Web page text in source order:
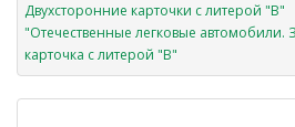
Двухсторонние карточки с литерой "В"
"Отечественные легковые автомобили.
карточка с литерой "В"